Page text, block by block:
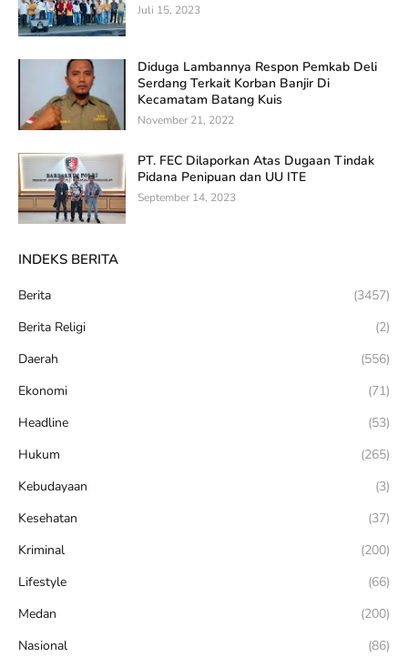
Juli 15, 2023
Diduga Lambannya Respon Pemkab Deli
Serdang Terkait Korban Banjir Di
Kecamatam Batang Kuis
November 21, 2022
PT. FEC Dilaporkan Atas Dugaan Tindak
Pidana Penipuan dan UU ITE
September 14, 2023
INDEKS BERITA
Berita
(3457)
Berita Religi
(2)
Daerah
(556)
Ekonomi
(71)
Headline
(53)
Hukum
(265)
Kebudayaan
(3)
Kesehatan
(37)
Kriminal
(200)
Lifestyle
(66)
Medan
(200)
Nasional
(86)